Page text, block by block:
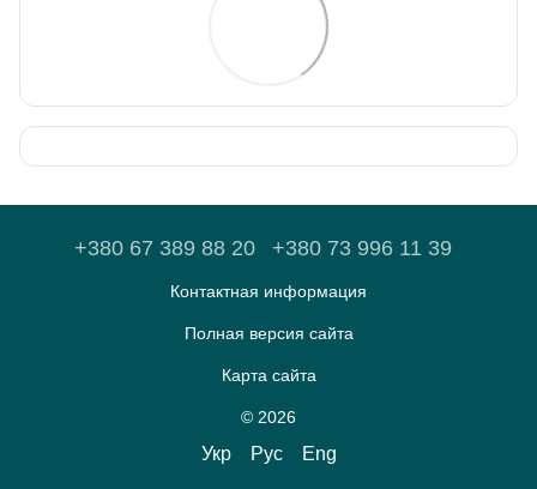
+380 67 389 88 20 +380 73 996 11 39
Контактная информация
Полная версия сайта
Карта сайта
© 2026
Укр Рус Eng